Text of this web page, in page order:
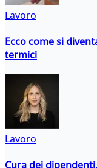
Lavoro
Ecco come si
termici
Lavoro
Cura dei